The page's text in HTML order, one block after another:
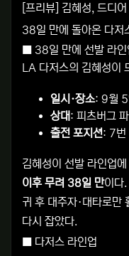
[프리뷰] 김혜성, 드디
38일 만에 돌아온 다저
■ 38일 만에 선발 라인
LA 다저스의 김혜성이
일시·장소: 9월 5
상대: 피츠버그
출전 포지션: 7번
김혜성이 선발 라인업
이후 무려 38일 만이다
귀 후 대주자·대타로만
다시 잡았다.
■ 다저스 라인업